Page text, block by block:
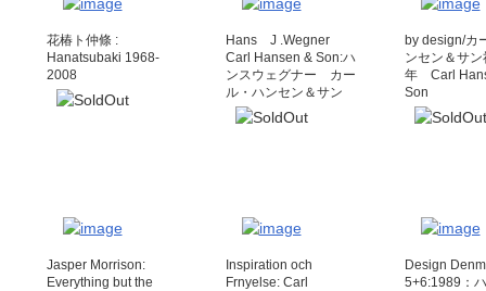
花椿ト仲條 :
Hanatsubaki 1968-
2008
Hans J .Wegner
Carl Hansen & Son:ハ
ンスウェグナー カー
ル・ハンセン＆サン
by design/カ
ンセン＆サ
年 Carl
Son
Jasper Morrison:
Everything but the
Inspiration och
Frnyelse: Carl
Design
5+6:1989：